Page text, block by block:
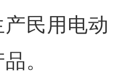
民用电动
。